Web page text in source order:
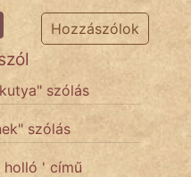
Hozzászólok
szólás
szólás
holló ' című